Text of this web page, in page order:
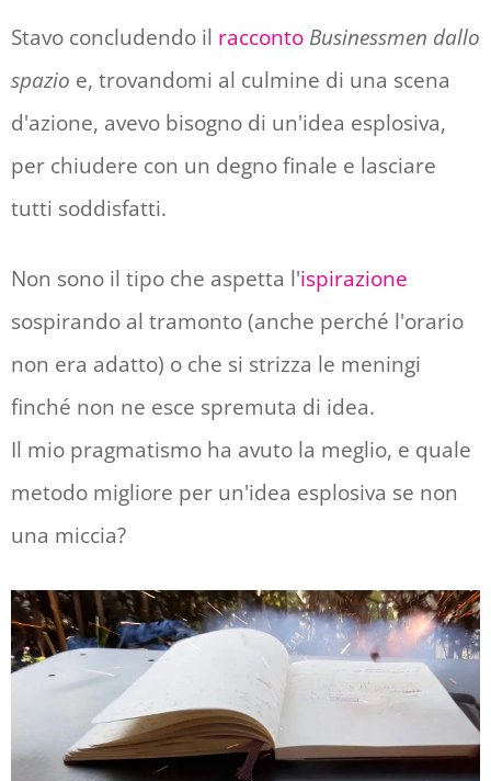
Stavo concludendo il racconto Businessmen dallo
spazio e, trovandomi al culmine di una scena
d'azione, avevo bisogno di un'idea esplosiva,
per chiudere con un degno finale e lasciare
tutti soddisfatti.
Non sono il tipo che aspetta l'ispirazione
sospirando al tramonto (anche perché l'orario
non era adatto) o che si strizza le meningi
finché non ne esce spremuta di idea.
Il mio pragmatismo ha avuto la meglio, e quale
metodo migliore per un'idea esplosiva se non
una miccia?